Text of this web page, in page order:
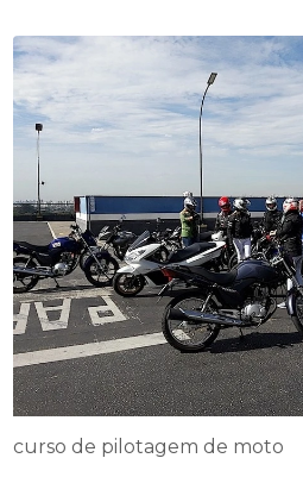
curso de pilotagem de moto